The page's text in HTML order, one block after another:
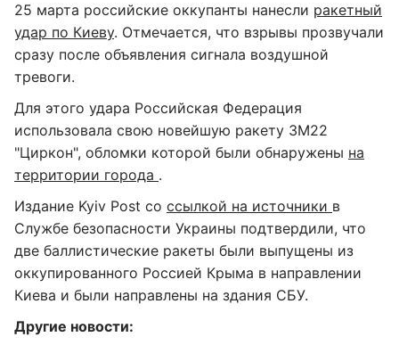
25 марта российские оккупанты нанесли ракетный
удар по Киеву. Отмечается, что взрывы прозвучали
сразу после объявления сигнала воздушной
тревоги.
Для этого удара Российская Федерация
использовала свою новейшую ракету ЗМ22
"Циркон", обломки которой были обнаружены на
территории города .
Издание Kyiv Post со ссылкой на источники в
Службе безопасности Украины подтвердили, что
две баллистические ракеты были выпущены из
оккупированного Россией Крыма в направлении
Киева и были направлены на здания СБУ.
Другие новости: